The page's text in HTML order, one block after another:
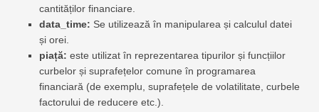
cantităților financiare.
data_time: Se utilizează în manipularea și calculul datei
și orei.
piață: este utilizat în reprezentarea tipurilor și funcțiilor
curbelor și suprafețelor comune în programarea
financiară (de exemplu, suprafețele de volatilitate, curbele
factorului de reducere etc.).